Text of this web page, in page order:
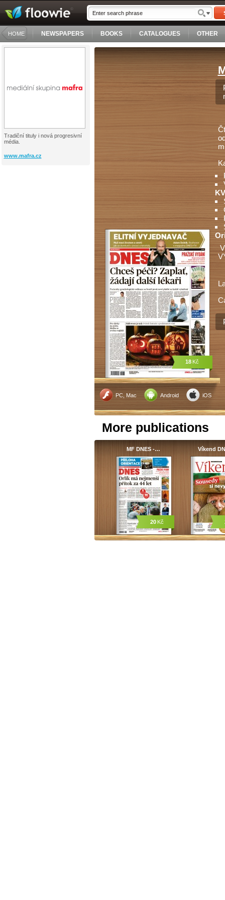
HOME NEWSPAPERS BOOKS CATALOGUES OTHER
Tradiční tituly i nová progresivní
média.
www.mafra.cz
PC, Mac Android iOS
18 Kč
V
More publications
MF DNES -…
20Kč
Víkend